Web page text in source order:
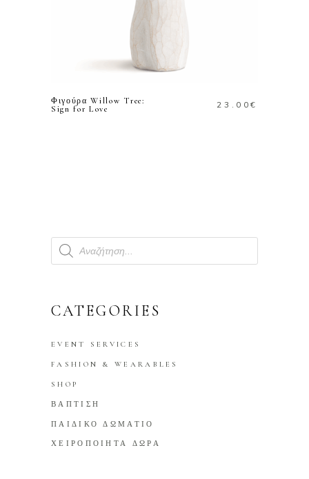
ΠΡΟΣΘΗΚΗ ΣΤΟ
ΚΑΛΑΘΙ
Φιγούρα Willow Tree:
Sign for Love
23.00€
Products
search
CATEGORIES
EVENT SERVICES
FASHION & WEARABLES
SHOP
ΒΑΠΤΙΣΗ
ΠΑΙΔΙΚΟ ΔΩΜΑΤΙΟ
ΧΕΙΡΟΠΟΙΗΤΑ ΔΩΡΑ